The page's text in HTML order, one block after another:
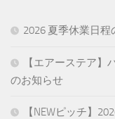
2026 夏季休業日程
【エアーステア
のお知らせ
【NEWピッチ】